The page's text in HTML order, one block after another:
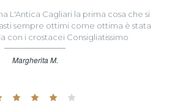
L'Antica Cagliari la prima cosa che si
sempre ottimi come ottima è stata
con i crostacei Consigliatissimo
Margherita M.